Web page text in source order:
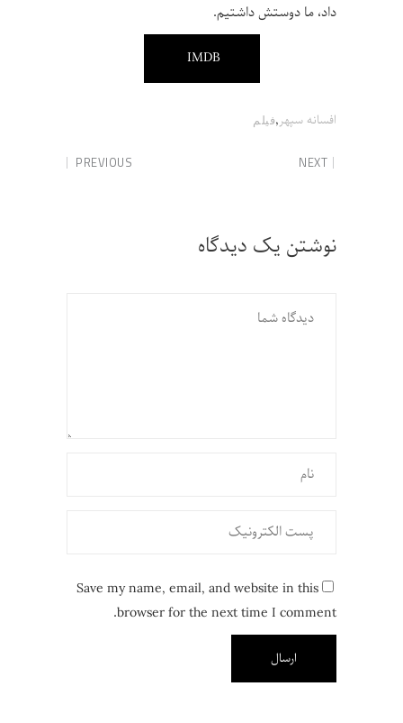
داد، ما دوستش داشتیم.
IMDB
افسانه سپهر,فیلم
PREVIOUS NEXT
نوشتن یک دیدگاه
Save my name, email, and website in this
browser for the next time I comment.